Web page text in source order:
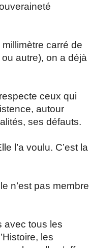
carré de
autre), on a déjà
ceux qui
autour
ses défauts.
l’a voulu. C’est la
n’est pas membre
avec tous les
les